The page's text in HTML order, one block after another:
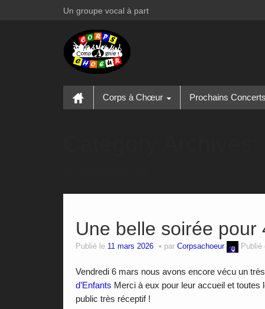
Un groupe vocal à part
Corps à Chœur Prochains Concerts
Une belle soirée pour
Publié le 11 mars 2026 par Corpsachoeur Publié
Vendredi 6 mars nous avons encore vécu un
d’Enfants Merci à eux pour leur accueil et
public très réceptif !